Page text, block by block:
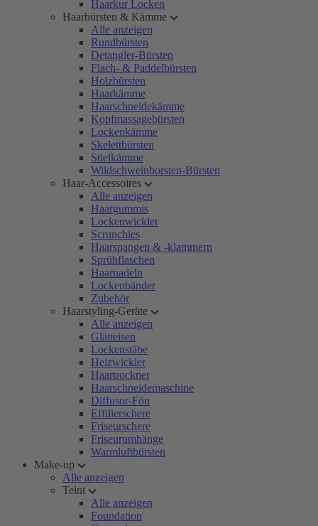
Haarkur Locken
Haarbürsten & Kämme
Alle anzeigen
Rundbürsten
Detangler-Bürsten
Flach- & Paddelbürsten
Holzbürsten
Haarkämme
Haarschneidekämme
Kopfmassagebürsten
Lockenkämme
Skelettbürsten
Stielkämme
Wildschweinborsten-Bürsten
Haar-Accessoires
Alle anzeigen
Haargummis
Lockenwickler
Scrunchies
Haarspangen & -klammern
Sprühflaschen
Haarnadeln
Lockenbänder
Zubehör
Haarstyling-Geräte
Alle anzeigen
Glätteisen
Lockenstäbe
Heizwickler
Haartrockner
Haarschneidemaschine
Diffusor-Fön
Effilierschere
Friseurschere
Friseurumhänge
Warmluftbürsten
Make-up
Alle anzeigen
Teint
Alle anzeigen
Foundation